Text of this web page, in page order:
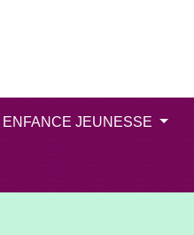
ENFANCE JEUNESSE